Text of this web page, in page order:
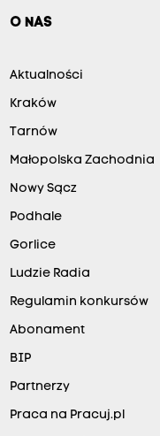
O NAS
Aktualności
Kraków
Tarnów
Małopolska Zachodnia
Nowy Sącz
Podhale
Gorlice
Ludzie Radia
Regulamin konkursów
Abonament
BIP
Partnerzy
Praca na Pracuj.pl